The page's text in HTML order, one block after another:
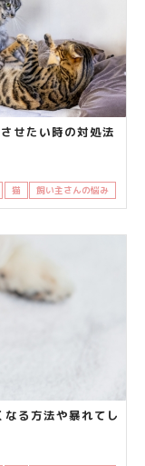
せたい時の対処法
猫 飼い主さんの悩み
る方法や暴れてし